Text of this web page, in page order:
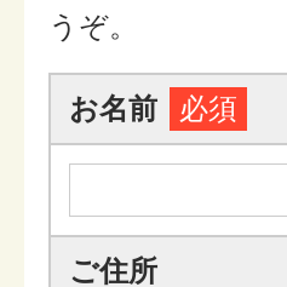
うぞ。
お名前 必須
ご住所